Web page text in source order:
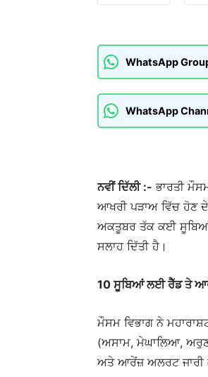
WhatsApp
WhatsApp
ਨਵੀਂ ਦਿੱਲੀ :- ਭਾਰਤੀ
ਆਖਰੀ ਪੜਾਅ ਵਿੱਚ ਹੋਣ
ਅਕਤੂਬਰ ਤੱਕ ਕਈ ਸੂਬਿਆਂ
ਸਲਾਹ ਦਿੱਤੀ ਹੈ।
10 ਸੂਬਿਆਂ ਲਈ ਰੈੱਡ ਤੇ
ਮੌਸਮ ਵਿਭਾਗ ਨੇ
(ਅਸਾਮ, ਮੇਘਾਲਿਆ,
ਅਤੇ ਆਰੇਂਜ਼ ਅਲਰਟ ਜਾਰੀ